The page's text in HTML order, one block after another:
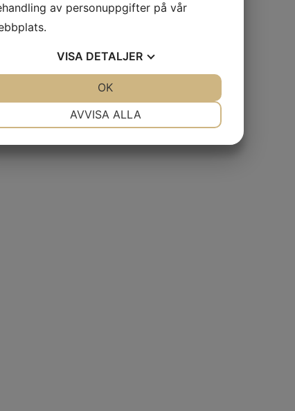
av personuppgifter på vår
VISA DETALJER
AVVISA ALLA
OK